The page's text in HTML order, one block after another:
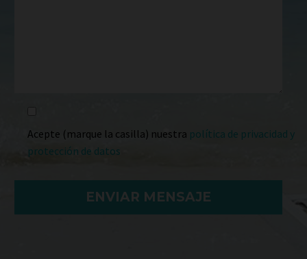
Acepte (marque la casilla) nuestra política de privacidad y
protección de datos